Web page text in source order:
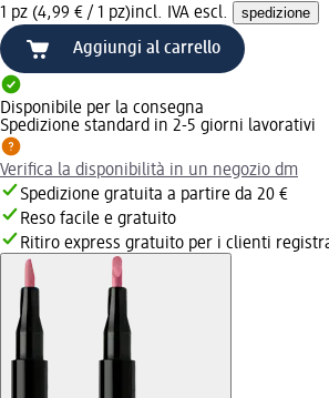
1 pz (4,99 € / 1 pz)incl. IVA escl. spedizione
Aggiungi al carrello
Disponibile per la consegna
Spedizione standard in 2-5 giorni lavorativi
Verifica la disponibilità in un negozio dm
Spedizione gratuita a partire da 20 €
Reso facile e gratuito
Ritiro express gratuito per i clienti